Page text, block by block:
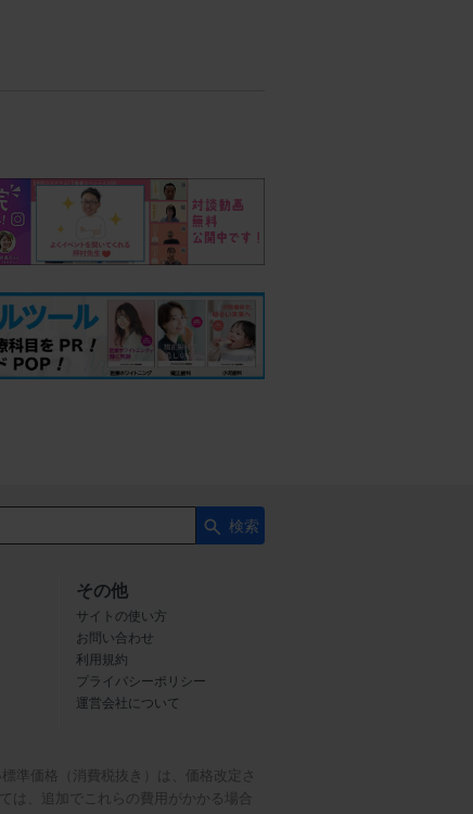
検索
その他
サイトの使い方
お問い合わせ
利用規約
プライバシーポリシー
運営会社について
準価格（消費税抜き）は、価格改定さ
は、追加でこれらの費用がかかる場合